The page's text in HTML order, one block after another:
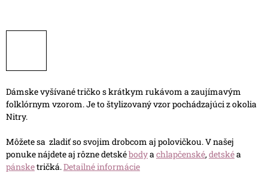
Dámske vyšívané tričko s krátkym rukávom a zaujímavým
folklórnym vzorom. Je to štylizovaný vzor pochádzajúci z okolia
Nitry.
Môžete sa zladiť so svojim drobcom aj polovičkou. V našej
ponuke nájdete aj rôzne detskébodya chlapčenské, detskéa
pánsketričká.Detailné informácie